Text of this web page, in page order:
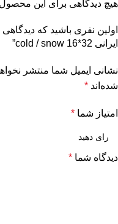
هیچ دیدگاهی برای این
اولین نفری باشید که
ایرانی cold / snow 16*32”
نشانی ایمیل شما منتشر
شده‌اند *
امتیاز شما *
دیدگاه شما *